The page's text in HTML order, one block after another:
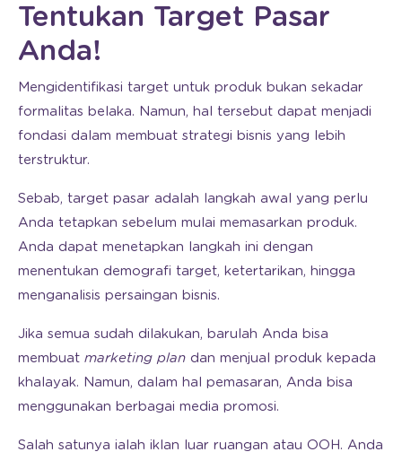
Tentukan Target Pasar
Anda!
Mengidentifikasi target untuk produk bukan sekadar
formalitas belaka. Namun, hal tersebut dapat menjadi
fondasi dalam membuat strategi bisnis yang lebih
terstruktur.
Sebab, target pasar adalah langkah awal yang perlu
Anda tetapkan sebelum mulai memasarkan produk.
Anda dapat menetapkan langkah ini dengan
menentukan demografi target, ketertarikan, hingga
menganalisis persaingan bisnis.
Jika semua sudah dilakukan, barulah Anda bisa
membuat marketing plan dan menjual produk kepada
khalayak. Namun, dalam hal pemasaran, Anda bisa
menggunakan berbagai media promosi.
Salah satunya ialah iklan luar ruangan atau OOH. Anda